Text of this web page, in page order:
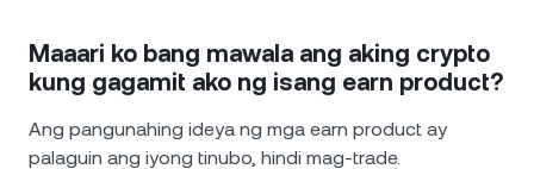
Maaari ko bang mawala ang aking crypto
kung gagamit ako ng isang earn product?
Ang pangunahing ideya ng mga earn product ay
palaguin ang iyong tinubo, hindi mag-trade.